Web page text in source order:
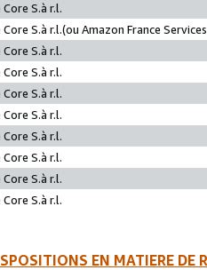
S.à r.l.
S.à r.l.(ou Amazon France
S.à r.l.
S.à r.l.
S.à r.l.
S.à r.l.
S.à r.l.
S.à r.l.
S.à r.l.
S.à r.l.
EN MATIERE DE